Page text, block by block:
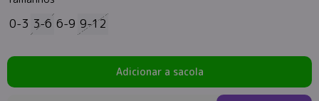
0-3 3-6 6-9 9-12
Adicionar a sacola